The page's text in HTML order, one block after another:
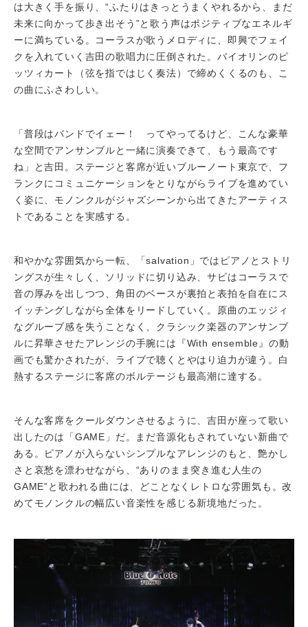
は大きく手を振り、“ふたりはきっとうまくやれるから、まだ
未来に向かって歩き出そう”と歌う声はポジティブなエネルギ
ーに満ちている。コーラスが歌うメロディに、即興でフェイ
クを入れていく吉田の歌唱力に圧倒された。バイオリンのピ
ッツィカート（弦を指ではじく奏法）で締めくくるのも、こ
の曲にふさわしい。
「普段はバンドでイェー！ ってやってるけど、こんな豪華
な空間でアンサンブルと一緒に演奏できて、もう最高です
ね」と吉田。ステージと客席が近いブルーノート東京で、フ
ランクにコミュニケーションをとりながらライブを進めてい
く姿に、モノンクルがジャズシーンから出てきたアーティス
トであることを実感する。
和やかな雰囲気から一転、「salvation」ではピアノとストリ
ングスが生々しく、ソリッドに切り込み、サビはコーラスで
音の厚みを出しつつ、角田のベースが裏拍と表拍を自在にス
イッチングしながら全体をリードしていく。原曲のエッジィ
なグルーブ感を失うことなく、クラシック楽器のアンサンブ
ルに昇華させたアレンジの手腕には『With ensemble』の動
画でも驚かされたが、ライブで聴くとやはり迫力が違う。白
熱するステージに客席のボルテージも最高潮に達する。
そんな客席をクールダウンさせるように、吉田が座って歌い
出したのは「GAME」だ。まだ音源化もされていない新曲で
ある。ピアノが入らないシンプルなアレンジのもと、艶かし
さと哀愁を漂わせながら、“ありのまま突き進む人生の
GAME”と歌われる曲には、どことなくレトロな雰囲気も。改
めてモノンクルの幅広い音楽性を感じる新境地だった。